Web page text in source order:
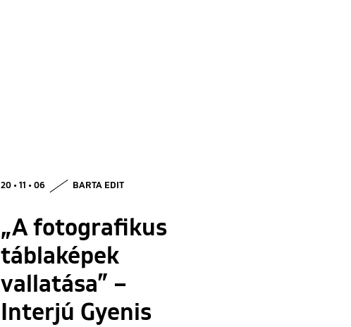
20 • 11 • 06 BARTA EDIT
„A fotografikus
táblaképek
vallatása” –
Interjú Gyenis